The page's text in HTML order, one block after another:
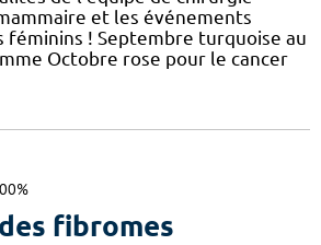
et les événements
féminins ! Septembre turquoise au
Octobre rose pour le cancer
fibromes